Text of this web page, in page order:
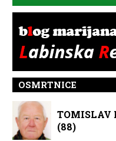
OSMRTNICE
TOMISLAV
(88)